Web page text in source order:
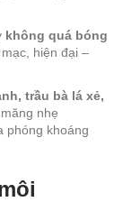
không quá bóng
mạc, hiện đại –
trầu bà lá xẻ,
măng nhẹ
phóng khoáng